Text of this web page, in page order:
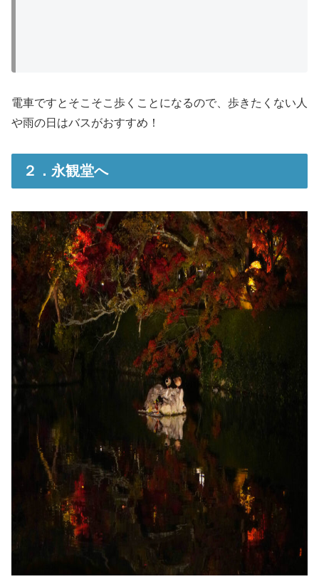
電車ですとそこそこ歩くことになるので、歩きたくない人
や雨の日はバスがおすすめ！
２．永観堂へ